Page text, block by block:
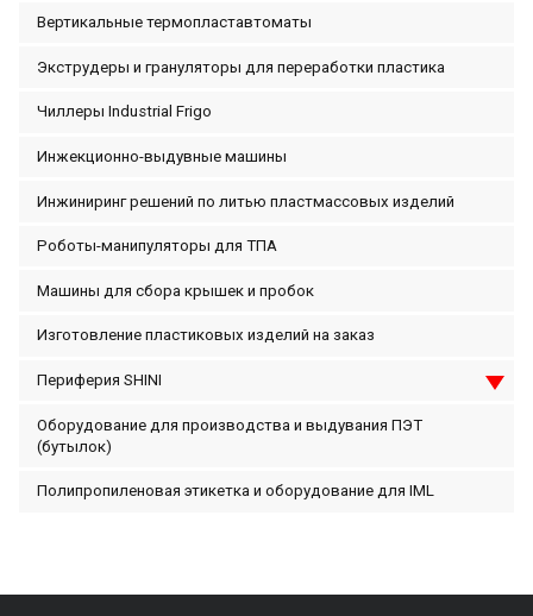
Вертикальные термопластавтоматы
Экструдеры и грануляторы для переработки пластика
Чиллеры Industrial Frigo
Инжекционно-выдувные машины
Инжиниринг решений по литью пластмассовых изделий
Роботы-манипуляторы для ТПА
Машины для сбора крышек и пробок
Изготовление пластиковых изделий на заказ
Периферия SHINI
Оборудование для производства и выдувания ПЭТ
(бутылок)
Полипропиленовая этикетка и оборудование для IML